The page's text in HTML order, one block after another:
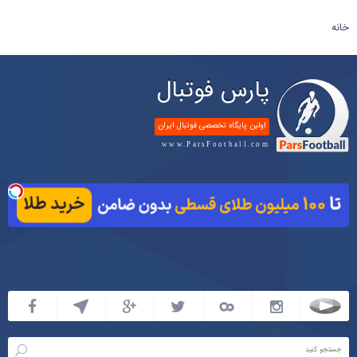
خانه
پارس فوتبال
اولین پایگاه تخصصی فوتبال ایران
www.ParsFootball.com